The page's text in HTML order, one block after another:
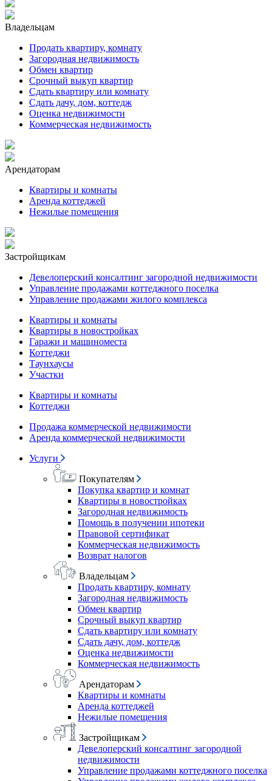
Владельцам
Продать квартиру, комнату
Загородная недвижимость
Обмен квартир
Срочный выкуп квартир
Сдать квартиру или комнату
Сдать дачу, дом, коттедж
Оценка недвижимости
Коммерческая недвижимость
Арендаторам
Квартиры и комнаты
Аренда коттеджей
Нежилые помещения
Застройщикам
Девелоперский консалтинг загородной недвижимости
Управление продажами коттеджного поселка
Управление продажами жилого комплекса
Квартиры и комнаты
Квартиры в новостройках
Гаражи и машиноместа
Коттеджи
Таунхаусы
Участки
Квартиры и комнаты
Коттеджи
Продажа коммерческой недвижимости
Аренда коммерческой недвижимости
Услуги
Покупателям
Покупка квартир и комнат
Квартиры в новостройках
Загородная недвижимость
Помощь в получении ипотеки
Правовой сертификат
Коммерческая недвижимость
Возврат налогов
Владельцам
Продать квартиру, комнату
Загородная недвижимость
Обмен квартир
Срочный выкуп квартир
Сдать квартиру или комнату
Сдать дачу, дом, коттедж
Оценка недвижимости
Коммерческая недвижимость
Арендаторам
Квартиры и комнаты
Аренда коттеджей
Нежилые помещения
Застройщикам
Девелоперский консалтинг загородной
недвижимости
Управление продажами коттеджного поселка